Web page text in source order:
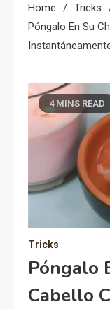
Home
Tricks
Póngalo En Su
4 MINS READ
Tricks
Póngalo
Cabello